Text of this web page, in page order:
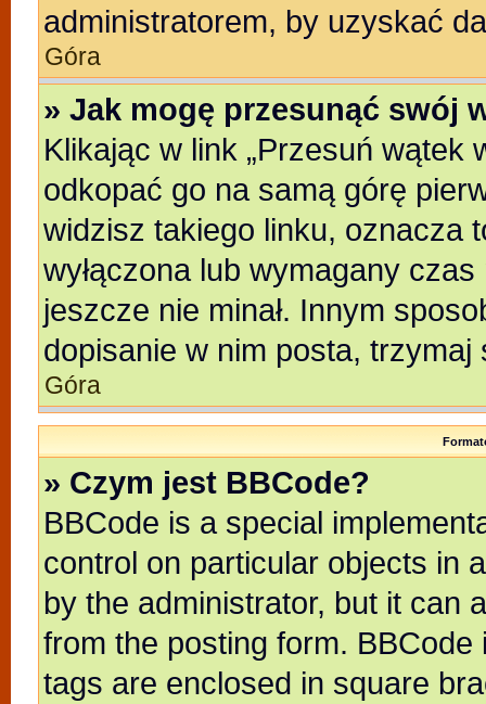
administratorem, by uzyskać
Góra
» Jak mogę przesunąć swój
Klikając w link „Przesuń wątek
odkopać go na samą górę
widzisz takiego linku, oznacza
wyłączona lub wymagany
jeszcze nie minał. Innym
dopisanie w nim posta,
Góra
» Czym jest BBCode?
BBCode is a special
control on particular objects in
by the administrator, but it can
from the posting form.
tags are enclosed in square